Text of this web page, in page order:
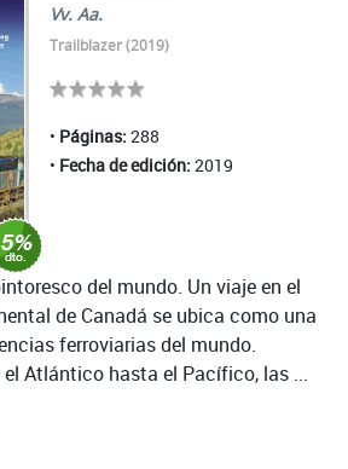
Vv. Aa.
Trailblazer (2019)
Páginas: 288
Fecha de edición: 2019
del mundo. Un viaje en el
de Canadá se ubica como una
ferroviarias del mundo.
el Atlántico hasta el Pacífico, las ...